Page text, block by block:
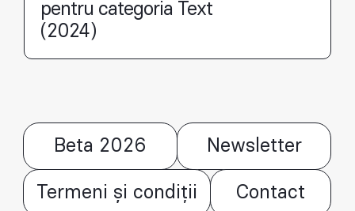
pentru categoria Text
(2024)
Beta 2026 Newsletter
Termeni și condiții Contact